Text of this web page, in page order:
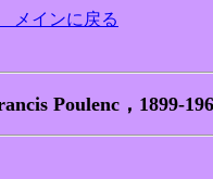
メインに戻る
Poulenc，1899-